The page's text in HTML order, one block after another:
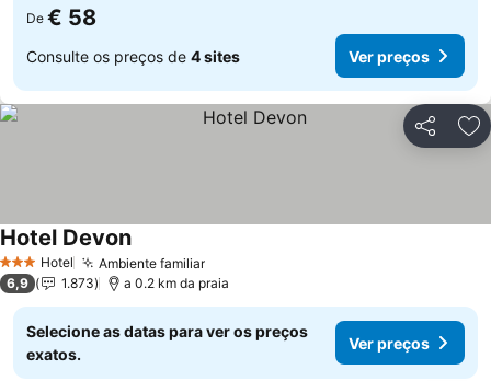
De € 58
Consulte os preços de 4 sites Ver preços
Partilhar
3 EstrelasHotel Ambiente familiarVer preços
Hotel DevonVer preços
6,9 1.873 a 0.2 km da praia
Selecione as datas para ver os preços
exatos.
Ver preços